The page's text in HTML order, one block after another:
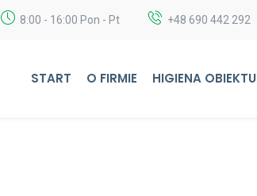
8:00 - 16:00 Pon - Pt +48 690 442 292
START O FIRMIE HIGIENA OBIEKTU